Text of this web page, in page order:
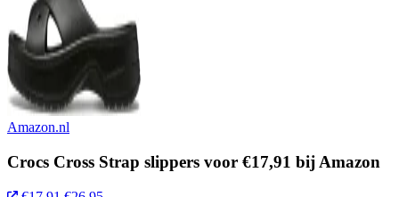
Amazon.nl
Crocs Cross Strap slippers voor €17,91 bij Amazon